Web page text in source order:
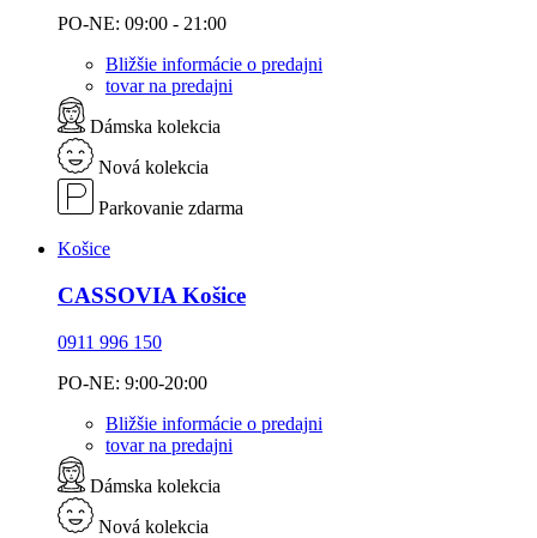
PO-NE: 09:00 - 21:00
Bližšie informácie o predajni
tovar na predajni
Dámska kolekcia
Nová kolekcia
Parkovanie zdarma
Košice
CASSOVIA Košice
0911 996 150
PO-NE: 9:00-20:00
Bližšie informácie o predajni
tovar na predajni
Dámska kolekcia
Nová kolekcia